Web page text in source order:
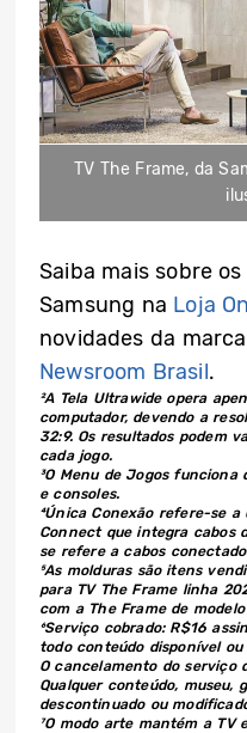
TV The Frame, da
Saiba mais sobre
Samsung na Loja
novidades da
Newsroom Brasil.
²A Tela Ultrawide opera
computador, devendo a
32:9. Os resultados podem
cada jogo.
³O Menu de Jogos
e consoles.
⁴Única Conexão refere-se
Connect que integra cabos
se refere a cabos
⁵As molduras são itens
para TV The Frame linha
com a The Frame de
⁶Serviço cobrado: R$16
todo conteúdo disponível
O cancelamento do serviço
Qualquer conteúdo, museu,
descontinuado ou
⁷O modo arte mantém a TV